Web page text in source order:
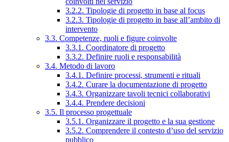
3.2.2. Tipologie di progetto in base al focus
3.2.3. Tipologie di progetto in base all’ambito di
intervento
3.3. Competenze, ruoli e figure coinvolte
3.3.1. Coordinatore di progetto
3.3.2. Definire ruoli e responsabilità
3.4. Metodo di lavoro
3.4.1. Definire processi, strumenti e rituali
3.4.2. Curare la documentazione di progetto
3.4.3. Organizzare tavoli tecnici collaborativi
3.4.4. Prendere decisioni
3.5. Il processo progettuale
3.5.1. Organizzare il progetto e la sua gestione
3.5.2. Comprendere il contesto d’uso del servizio
pubblico